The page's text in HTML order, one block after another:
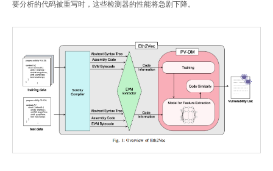
要分析的代码被重写时，这些检测器的性能将急剧下降。